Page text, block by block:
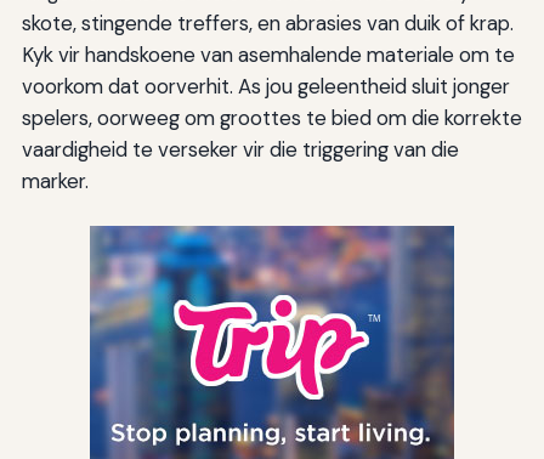
skote, stingende treffers, en abrasies van duik of krap.
Kyk vir handskoene van asemhalende materiale om te
voorkom dat oorverhit. As jou geleentheid sluit jonger
spelers, oorweeg om groottes te bied om die korrekte
vaardigheid te verseker vir die triggering van die
marker.